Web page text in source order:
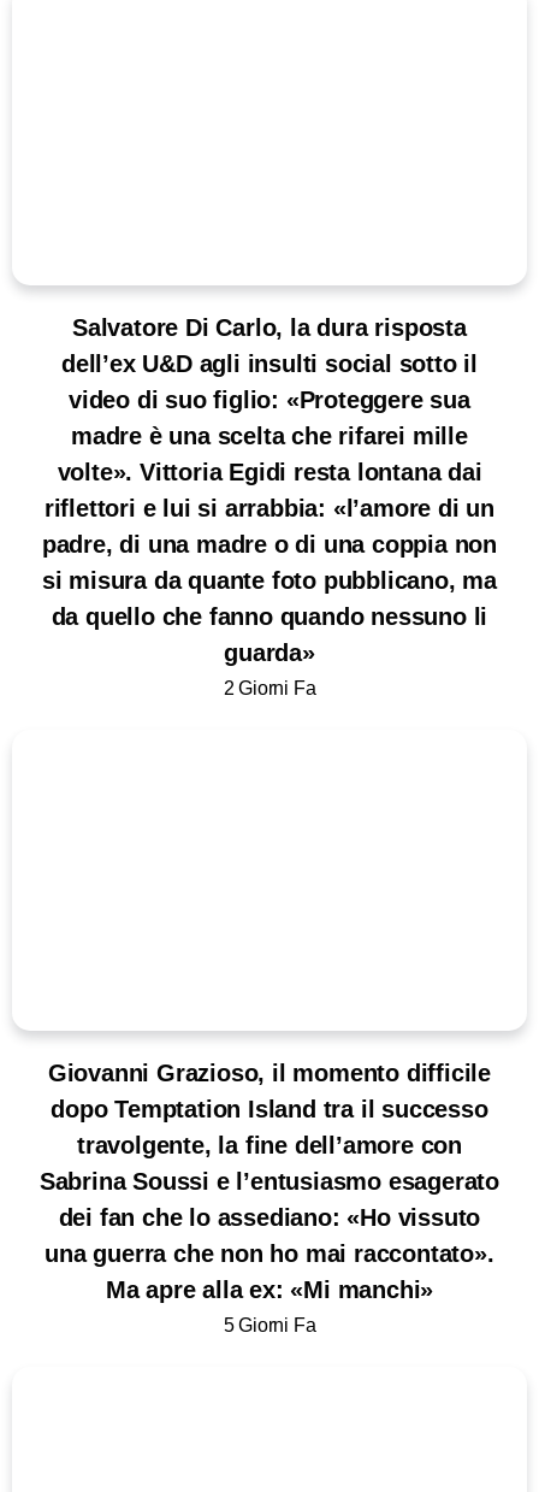
Salvatore Di Carlo, la dura risposta
dell’ex U&D agli insulti social sotto il
video di suo figlio: «Proteggere sua
madre è una scelta che rifarei mille
volte». Vittoria Egidi resta lontana dai
riflettori e lui si arrabbia: «l’amore di un
padre, di una madre o di una coppia non
si misura da quante foto pubblicano, ma
da quello che fanno quando nessuno li
guarda»
2 Giorni Fa
Giovanni Grazioso, il momento difficile
dopo Temptation Island tra il successo
travolgente, la fine dell’amore con
Sabrina Soussi e l’entusiasmo esagerato
dei fan che lo assediano: «Ho vissuto
una guerra che non ho mai raccontato».
Ma apre alla ex: «Mi manchi»
5 Giorni Fa